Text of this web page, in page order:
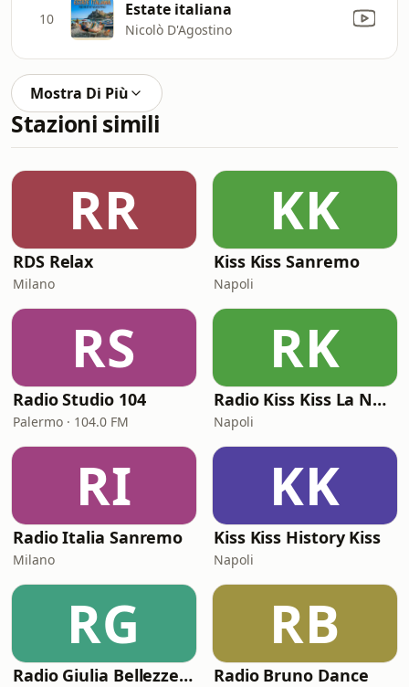
10 Estate italiana
Nicolò D'Agostino
Mostra Di Più
Stazioni simili
RR
RDS Relax
Milano
KK
Kiss Kiss Sanremo
Napoli
RS
Radio Studio 104
Palermo · 104.0 FM
RK
Radio Kiss Kiss La Notte Vola
Napoli
RI
Radio Italia Sanremo
Milano
KK
Kiss Kiss History Kiss
Napoli
RG
Radio Giulia Bellezze Italiane
RB
Radio Bruno Dance